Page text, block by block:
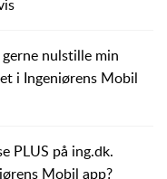
nulstille min
i Ingeniørens Mobil
PLUS på ing.dk.
Mobil app?